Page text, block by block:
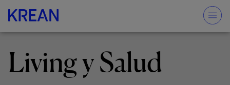
Living y Salud